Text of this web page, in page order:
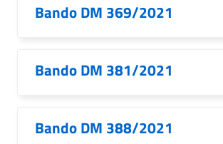
Bando DM 369/2021
Bando DM 381/2021
Bando DM 388/2021